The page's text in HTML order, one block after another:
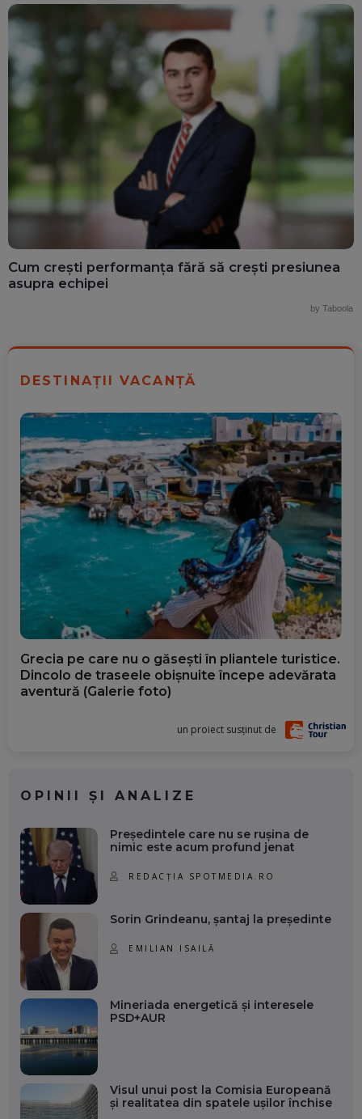
Cum crești performanța fără să crești presiunea
asupra echipei
by Taboola
DESTINAȚII VACANȚĂ
Grecia pe care nu o găsești în pliantele turistice.
Dincolo de traseele obișnuite începe adevărata
aventură (Galerie foto)
un proiect susținut de
OPINII ȘI ANALIZE
Președintele care nu se rușina de
nimic este acum profund jenat
REDACȚIA SPOTMEDIA.RO
Sorin Grindeanu, șantaj la președinte
EMILIAN ISAILĂ
Mineriada energetică și interesele
PSD+AUR
Visul unui post la Comisia Europeană
și realitatea din spatele ușilor închise